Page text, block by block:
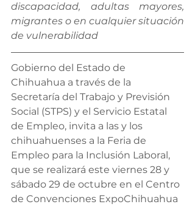
discapacidad, adultas mayores,
migrantes o en cualquier situación
de vulnerabilidad
Gobierno del Estado de
Chihuahua a través de la
Secretaría del Trabajo y Previsión
Social (STPS) y el Servicio Estatal
de Empleo, invita a las y los
chihuahuenses a la Feria de
Empleo para la Inclusión Laboral,
que se realizará este viernes 28 y
sábado 29 de octubre en el Centro
de Convenciones ExpoChihuahua